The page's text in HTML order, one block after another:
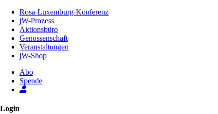
Inhalt
Seite
Rosa-Luxemburg-Konferenz
jW-Prozess
Aktionsbüro
Genossenschaft
Veranstaltungen
jW-Shop
Abo
Spende
Login